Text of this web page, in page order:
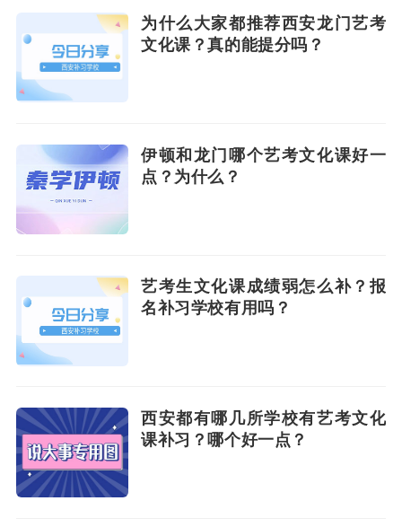
为什么大家都推荐西安龙门艺考
文化课？真的能提分吗？
伊顿和龙门哪个艺考文化课好一
点？为什么？
艺考生文化课成绩弱怎么补？报
名补习学校有用吗？
西安都有哪几所学校有艺考文化
课补习？哪个好一点？